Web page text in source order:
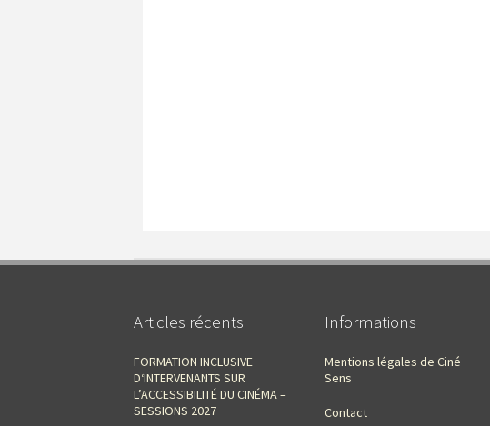
Articles récents
FORMATION INCLUSIVE
D‘INTERVENANTS SUR
L’ACCESSIBILITÉ DU CINÉMA –
SESSIONS 2027
Informations
Mentions légales de Ciné
Sens
Contact